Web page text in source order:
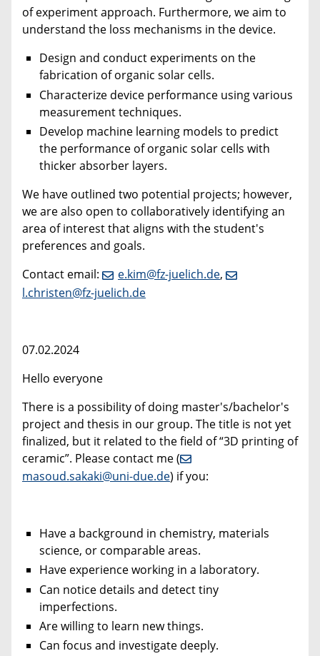
of experiment approach. Furthermore, we aim to
understand the loss mechanisms in the device.
Design and conduct experiments on the
fabrication of organic solar cells.
Characterize device performance using various
measurement techniques.
Develop machine learning models to predict
the performance of organic solar cells with
thicker absorber layers.
We have outlined two potential projects; however,
we are also open to collaboratively identifying an
area of interest that aligns with the student's
preferences and goals.
Contact email:
e.kim@fz-juelich.de,
l.christen@fz-juelich.de
07.02.2024
Hello everyone
There is a possibility of doing master's/bachelor's
project and thesis in our group. The title is not yet
finalized, but it related to the field of “3D printing of
ceramic”. Please contact me (
masoud.sakaki@uni-due.de) if you:
Have a background in chemistry, materials
science, or comparable areas.
Have experience working in a laboratory.
Can notice details and detect tiny
imperfections.
Are willing to learn new things.
Can focus and investigate deeply.